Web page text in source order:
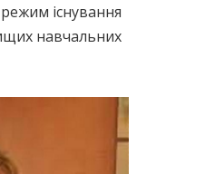
існування
навчальних